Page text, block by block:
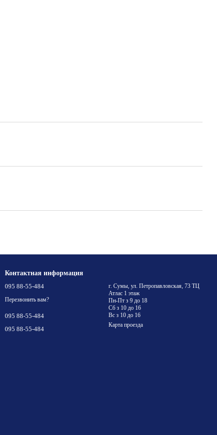
Контактная информация
095 88-55-484
Перезвонить вам?
095 88-55-484
095 88-55-484
г. Сумы, ул. Петропавловская, 73 ТЦ
Атлас 1 этаж
Пн-Пт з 9 до 18
Сб з 10 до 16
Вс з 10 до 16
Карта проезда